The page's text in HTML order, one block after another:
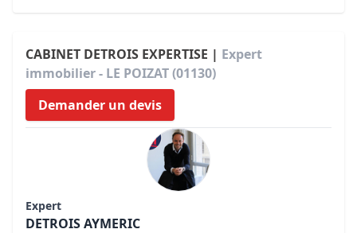
CABINET DETROIS EXPERTISE | Expert
immobilier - LE POIZAT (01130)
Demander un devis
Expert
DETROIS AYMERIC